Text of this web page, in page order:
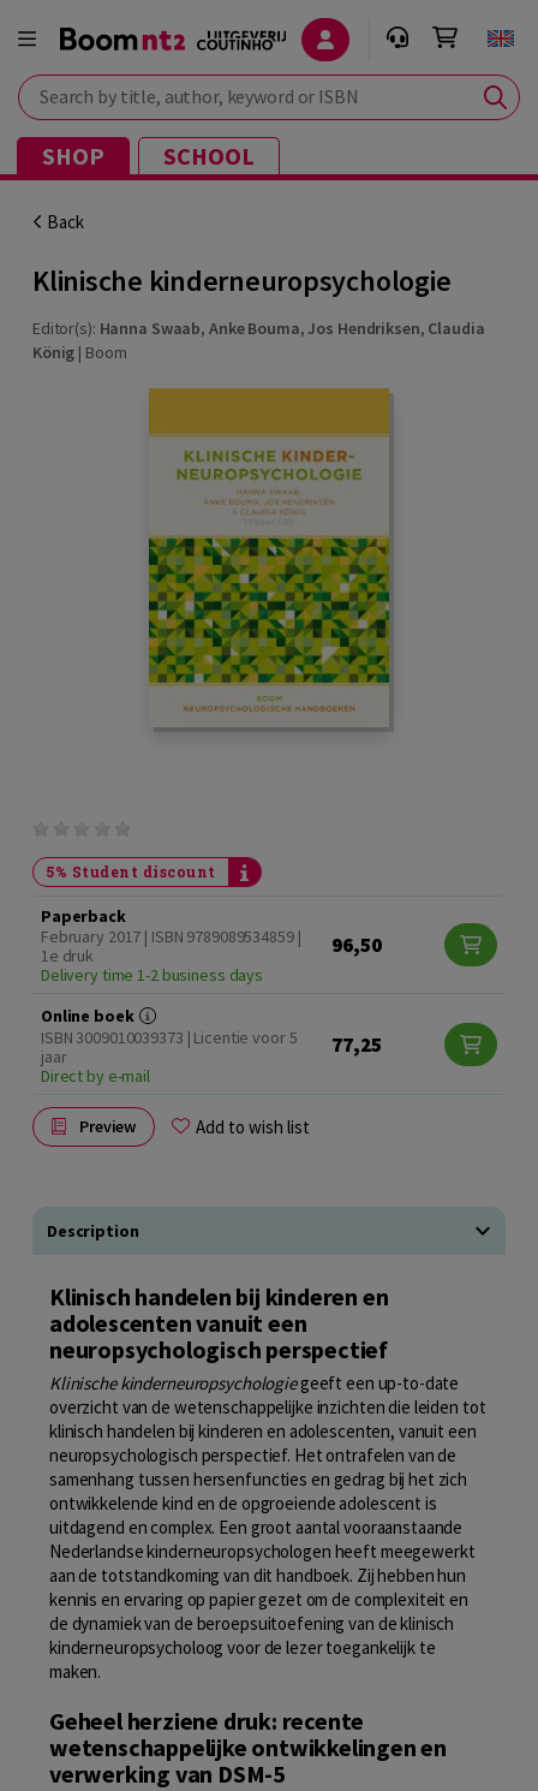
Search by title, author, keyword or ISBN
SHOP SCHOOL
Back
Klinische kinderneuropsychologie
Editor(s): Hanna Swaab, Anke Bouma,Jos Hendriksen, Claudia
König | Boom
5% Student discount
Paperback
February 2017 | ISBN 9789089534859 |
1e druk
Delivery time 1-2 business days
96,50
Online boek
ISBN 3009010039373 | Licentie voor 5
jaar
Direct by e-mail
77,25
Preview Add to wish list
Description
Klinisch handelen bij kinderen en
adolescenten vanuit een
neuropsychologisch perspectief
Klinische kinderneuropsychologiegeeft een up-to-date
overzicht van de wetenschappelijke inzichten die leiden tot
klinisch handelen bij kinderen en adolescenten, vanuit een
neuropsychologisch perspectief. Het ontrafelen van de
samenhang tussen hersenfuncties en gedrag bij het zich
ontwikkelende kind en de opgroeiende adolescent is
uitdagend en complex. Een groot aantal vooraanstaande
Nederlandse kinderneuropsychologen heeft meegewerkt
aan de totstandkoming van dit handboek. Zij hebben hun
kennis en ervaring op papier gezet om de complexiteit en
de dynamiek van de beroepsuitoefening van de klinisch
kinderneuropsycholoog voor de lezer toegankelijk te
maken.
Geheel herziene druk: recente
wetenschappelijke ontwikkelingen en
verwerking van DSM-5